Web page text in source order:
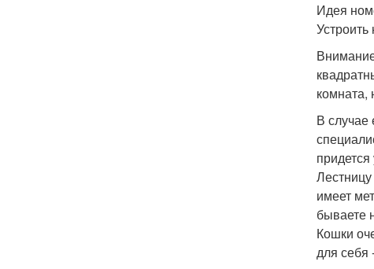
Идея
комната,
В случае
придется
имеет
бываете
Кошки
для себя